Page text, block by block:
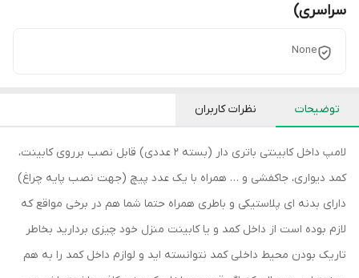
سراسری)
None
توضیحات نظرات کاربران
لامپ داخل کابینتی باتری دار (بسته 2 عددی) قابل نصب برروی کابینت،
کمد دیواری، جاکفشی و … همراه با یک عدد پیچ (جهت نصب پایه چراغ)
دارای بدنه ای پلاستیکی و باطری همراه حتما شما هم در برخی مواقع که
لازم بوده است از داخل کمد و یا کابینت منزل خود چیزی بردارید بخاطر
تاریک بودن محیط داخلی کمد نتوانسته اید و لوازم داخل کمد را به هم